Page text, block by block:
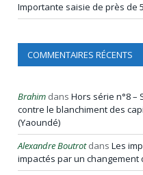
Importante saisie de près de
COMMENTAIRES RÉCENTS
Brahim dans Hors série n°8 –
contre le blanchiment des
(Yaoundé)
Alexandre Boutrotdans Les
impactés par un